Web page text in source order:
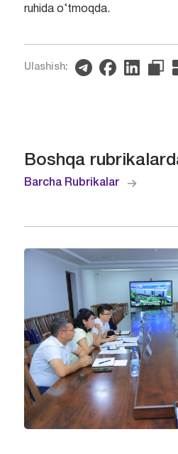
ruhida o‘tmoqda.
Ulashish:
Boshqa
Barcha Rubrikalar